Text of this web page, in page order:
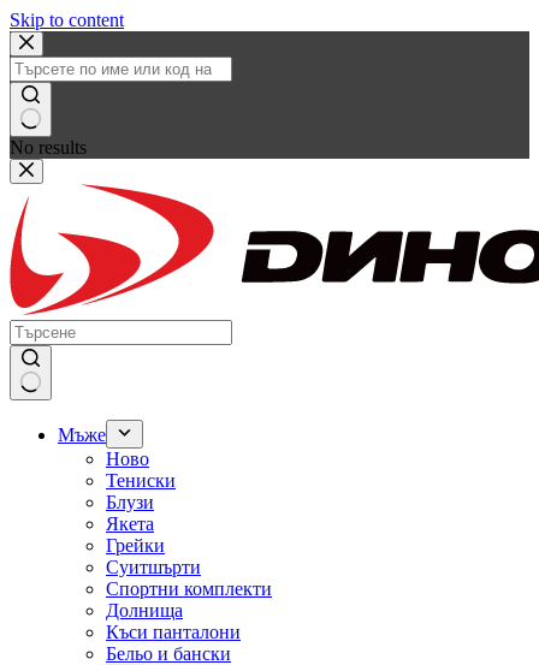
Skip to content
No results
Мъже
Ново
Тениски
Блузи
Якета
Грейки
Суитшърти
Спортни комплекти
Долнища
Къси панталони
Бельо и бански